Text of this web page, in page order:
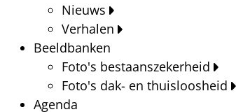
Nieuws
Verhalen
Beeldbanken
Foto's bestaanszekerheid
Foto's dak- en thuisloosheid
Agenda